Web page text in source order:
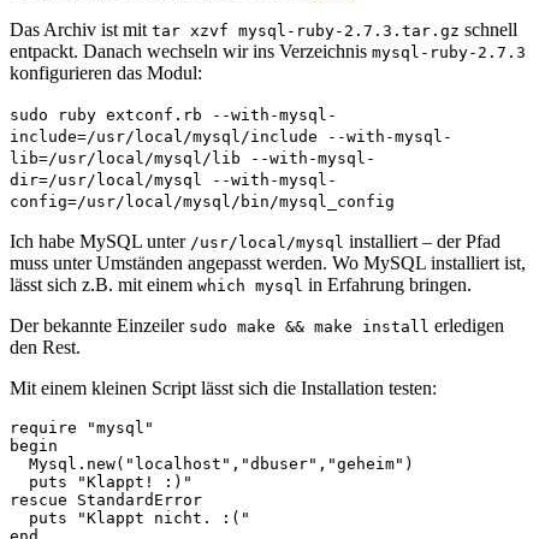
Das Archiv ist mit tar xzvf mysql-ruby-2.7.3.tar.gz schnell
entpackt. Danach wechseln wir ins Verzeichnis mysql-ruby-2.7.3
konfigurieren das Modul:
sudo ruby extconf.rb --with-mysql-
include=/usr/local/mysql/include --with-mysql-
lib=/usr/local/mysql/lib --with-mysql-
dir=/usr/local/mysql --with-mysql-
config=/usr/local/mysql/bin/mysql_config
Ich habe MySQL unter /usr/local/mysql installiert – der Pfad
muss unter Umständen angepasst werden. Wo MySQL installiert ist,
lässt sich z.B. mit einem which mysql in Erfahrung bringen.
Der bekannte Einzeiler sudo make && make install erledigen
den Rest.
Mit einem kleinen Script lässt sich die Installation testen:
require "mysql"
begin
  Mysql.new("localhost","dbuser","geheim")
  puts "Klappt! :)"
rescue StandardError
  puts "Klappt nicht. :("